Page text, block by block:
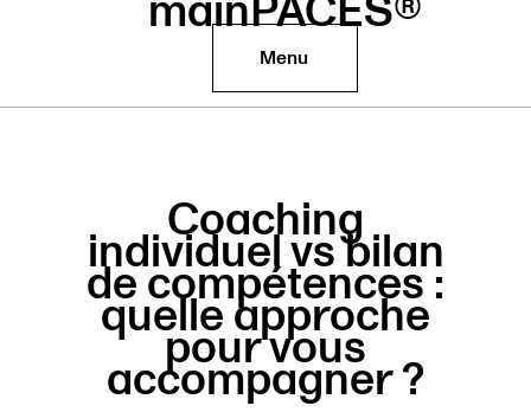
Menu
Coaching
individuel vs bilan
de compétences :
quelle approche
pour vous
accompagner ?